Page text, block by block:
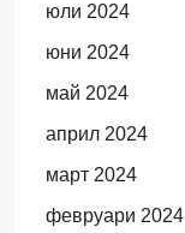
юли 2024
юни 2024
май 2024
април 2024
март 2024
февруари 2024